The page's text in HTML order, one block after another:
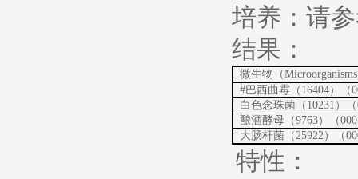
培养：请
结果：
微生物（
#巴西曲霉（16404）（
白色念珠菌（10231）
酿酒酵母（9763）（
大肠杆菌（25922）（
特性：